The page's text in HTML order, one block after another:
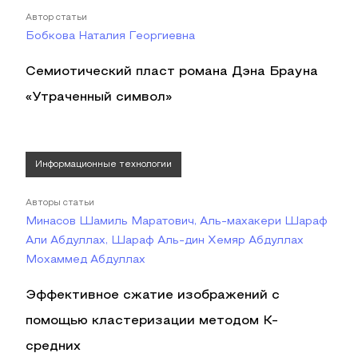
Автор статьи
Бобкова Наталия Георгиевна
Семиотический пласт романа Дэна Брауна
«Утраченный символ»
Информационные технологии
Авторы статьи
Минасов Шамиль Маратович, Аль-махакери Шараф
Али Абдуллах, Шараф Аль-дин Хемяр Абдуллах
Мохаммед Абдуллах
Эффективное сжатие изображений с
помощью кластеризации методом K-
средних